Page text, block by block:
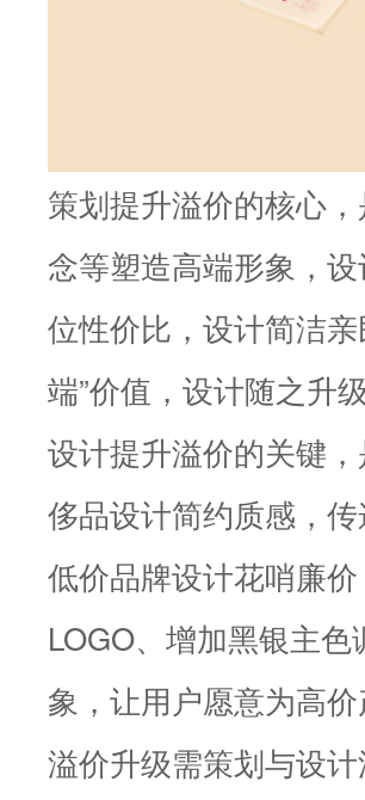
策划提升溢价的核心
念等塑造高端形象，
位性价比，设计简洁
端”价值，设计随之升
设计提升溢价的关键
侈品设计简约质感，
低价品牌设计花哨廉
LOGO、增加黑银主
象，让用户愿意为高价
溢价升级需策划与设